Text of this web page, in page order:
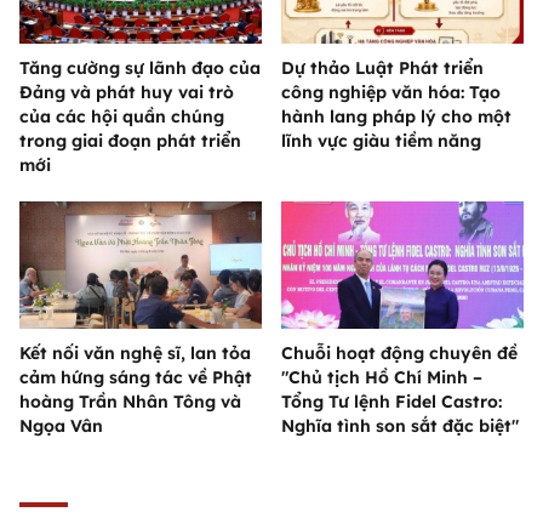
Tăng cường sự lãnh đạo của
Đảng và phát huy vai trò
của các hội quần chúng
trong giai đoạn phát triển
mới
Dự thảo Luật Phát triển
công nghiệp văn hóa: Tạo
hành lang pháp lý cho một
lĩnh vực giàu tiềm năng
Kết nối văn nghệ sĩ, lan tỏa
cảm hứng sáng tác về Phật
hoàng Trần Nhân Tông và
Ngọa Vân
Chuỗi hoạt động chuyên đề
"Chủ tịch Hồ Chí Minh –
Tổng Tư lệnh Fidel Castro:
Nghĩa tình son sắt đặc biệt"